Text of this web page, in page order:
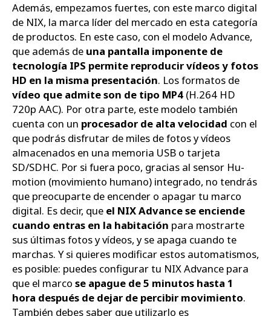
Además, empezamos fuertes, con este marco digital
de NIX, la marca líder del mercado en esta categoría
de productos. En este caso, con el modelo Advance,
que además de una pantalla imponente de
tecnología IPS permite reproducir vídeos y fotos
HD en la misma presentación. Los formatos de
vídeo que admite son de tipo MP4 (H.264 HD
720p AAC). Por otra parte, este modelo también
cuenta con un procesador de alta velocidad con el
que podrás disfrutar de miles de fotos y vídeos
almacenados en una memoria USB o tarjeta
SD/SDHC. Por si fuera poco, gracias al sensor Hu-
motion (movimiento humano) integrado, no tendrás
que preocuparte de encender o apagar tu marco
digital. Es decir, que el NIX Advance se enciende
cuando entras en la habitación para mostrarte
sus últimas fotos y vídeos, y se apaga cuando te
marchas. Y si quieres modificar estos automatismos,
es posible: puedes configurar tu NIX Advance para
que el marco se apague de 5 minutos hasta 1
hora después de dejar de percibir movimiento.
También debes saber que utilizarlo es